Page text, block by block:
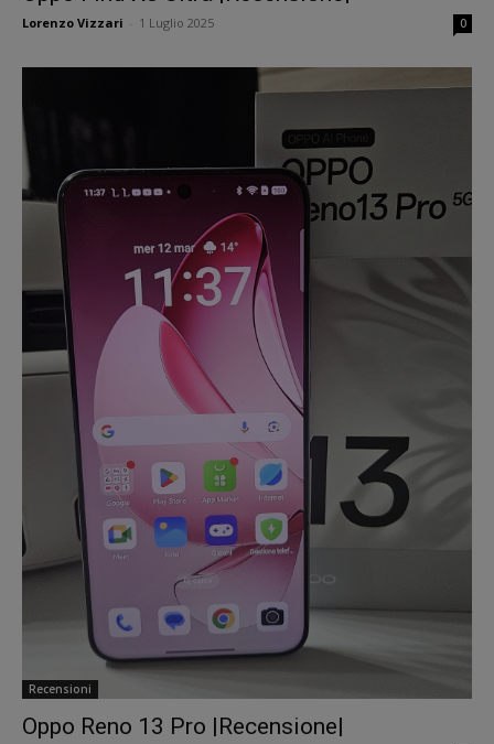
Lorenzo Vizzari 1 Luglio 2025 0
Recensioni
Oppo Reno 13 Pro |Recensione|